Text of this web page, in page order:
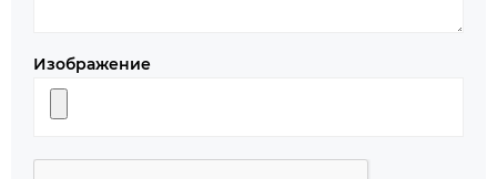
Изображение